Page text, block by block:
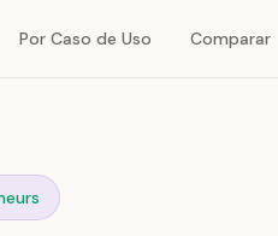
Por Caso de Uso Comparar